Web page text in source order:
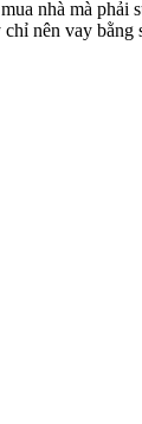
nhà mà phải
nên vay bằng